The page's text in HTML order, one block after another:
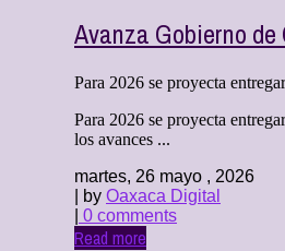
Avanza Gobierno
Para 2026 se proyecta
Para 2026 se proyecta
los avances ...
martes, 26 mayo , 2026
| by Oaxaca Digital
0 comments
Read more